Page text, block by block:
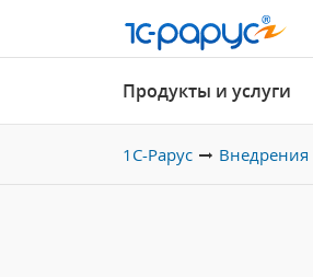
Продукты и услуги
1С-Рарус Внедрения